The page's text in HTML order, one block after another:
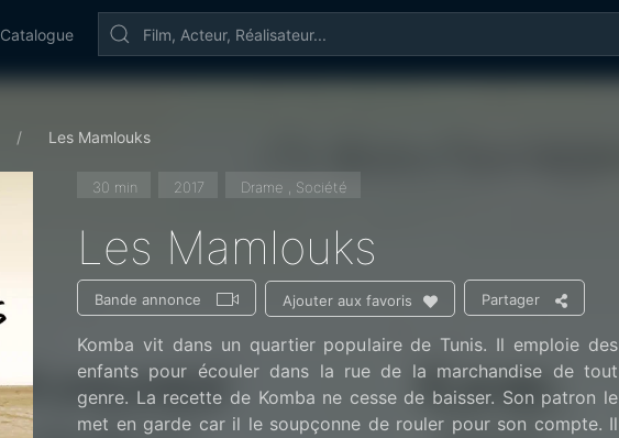
Catalogue
Les Mamlouks
30 min 2017 Drame , Société
Les Mamlouks
Bande annonce Ajouter aux favoris Partager
Komba vit dans un quartier populaire de Tunis. Il emploie des
enfants pour écouler dans la rue de la marchandise de tout
genre. La recette de Komba ne cesse de baisser. Son patron le
met en garde car il le soupçonne de rouler pour son compte. Il